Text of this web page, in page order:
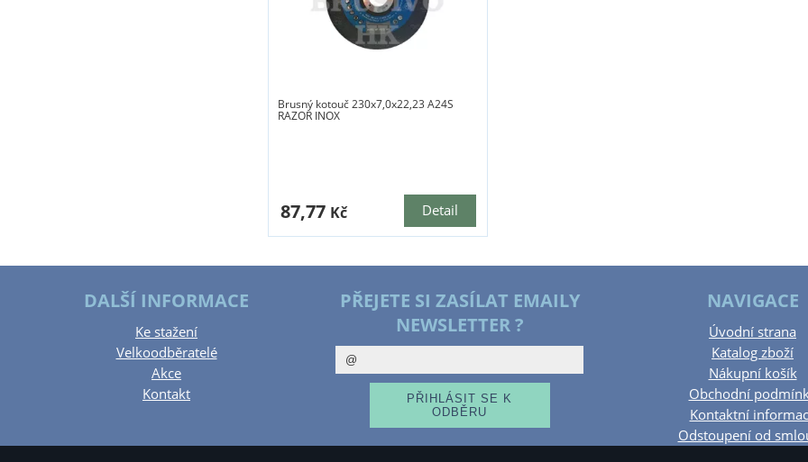
Brusný kotouč 230x7,0x22,23 A24S
RAZOR INOX
Detail
87,77 Kč
DALŠÍ INFORMACE
Ke stažení
Velkoodběratelé
Akce
Kontakt
PŘEJETE SI ZASÍLAT EMAILY
NEWSLETTER ?
NAVIGACE
Úvodní strana
Katalog zboží
Nákupní košík
Obchodní
Kontaktní
Odstoupení od